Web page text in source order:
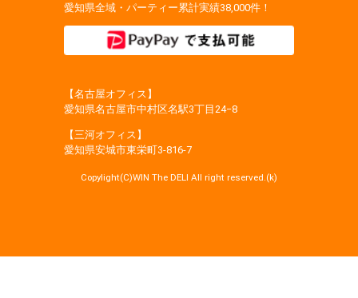
愛知県全域・パーティー累計実績38,000件！
【名古屋オフィス】
愛知県名古屋市中村区名駅3丁目24−8
【三河オフィス】
愛知県安城市東栄町3‐816‐7
Copylight(C)WIN The DELI All right reserved.(k)